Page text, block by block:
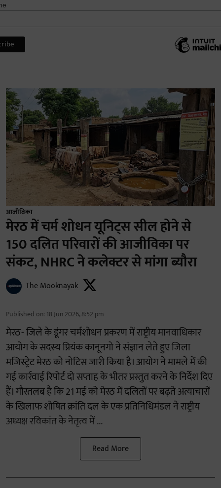
आजीविका
मेरठ में चर्म शोधन यूनिट्स सील होने से
150 दलित परिवारों की आजीविका पर
संकट, NHRC ने कलेक्टर से मांगा ब्यौरा
The Mooknayak
Published on: 18 Jun 2026, 8:52 pm
मेरठ- जिले के डूंगर चर्मशोधन प्रकरण में राष्ट्रीय मानवाधिकार
आयोग के सदस्य प्रियंक कानूनगो ने संज्ञान लेते हुए जिला
मजिस्ट्रेट मेरठ को नोटिस जारी किया है। आयोग ने मामले में की
गई कार्रवाई रिपोर्ट दो सप्ताह के भीतर प्रस्तुत करने के निर्देश दिए
हैं। गौरतलब है कि 21 मई को मेरठ में दलितों पर बढ़ते अत्याचारों
के खिलाफ शोषित क्रांति दल के एक प्रतिनिधिमंडल ने राष्ट्रीय
अध्यक्ष रविकांत के नेतृत्व में ...
Read More